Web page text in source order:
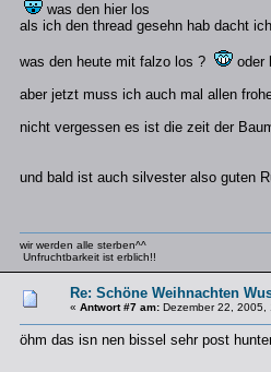
was den hier los
als ich den thread gesehn hab dacht
was den heute mit falzo los ?
oder
aber jetzt muss ich auch mal allen
nicht vergessen es ist die zeit der
und bald ist auch silvester also guten
wir werden alle sterben^^
Unfruchtbarkeit ist erblich!!
Re: Schöne Weihnachten
« Antwort #7 am:Dezember 22, 2005,
öhm das isn nen bissel sehr post